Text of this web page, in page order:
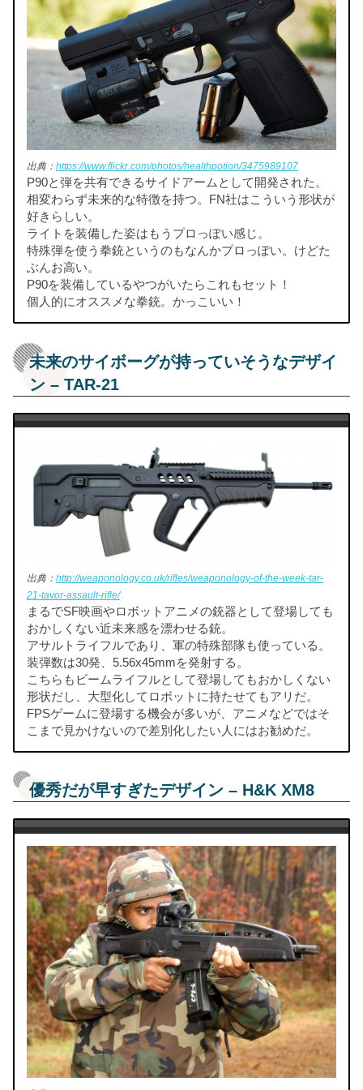
出典： https://www.flickr.com/photos/healthpotion/3475989107
P90と弾を共有できるサイドアームとして開発された。
相変わらず未来的な特徴を持つ。FN社はこういう形状が
好きらしい。
ライトを装備した姿はもうプロっぽい感じ。
特殊弾を使う拳銃というのもなんかプロっぽい。けどた
ぶんお高い。
P90を装備しているやつがいたらこれもセット！
個人的にオススメな拳銃。かっこいい！
未来のサイボーグが持っていそうなデザイ
ン – TAR-21
出典： http://weaponology.co.uk/rifles/weaponology-of-the-week-tar-
21-tavor-assault-rifle/
まるでSF映画やロボットアニメの銃器として登場しても
おかしくない近未来感を漂わせる銃。
アサルトライフルであり、軍の特殊部隊も使っている。
装弾数は30発、5.56x45mmを発射する。
こちらもビームライフルとして登場してもおかしくない
形状だし、大型化してロボットに持たせてもアリだ。
FPSゲームに登場する機会が多いが、アニメなどではそ
こまで見かけないので差別化したい人にはお勧めだ。
優秀だが早すぎたデザイン – H&K XM8